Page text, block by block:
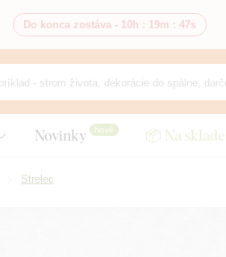
Do konca zostáva - 10h : 19m : 46s
Novinky Nové 📦 Na sklade
Strelec